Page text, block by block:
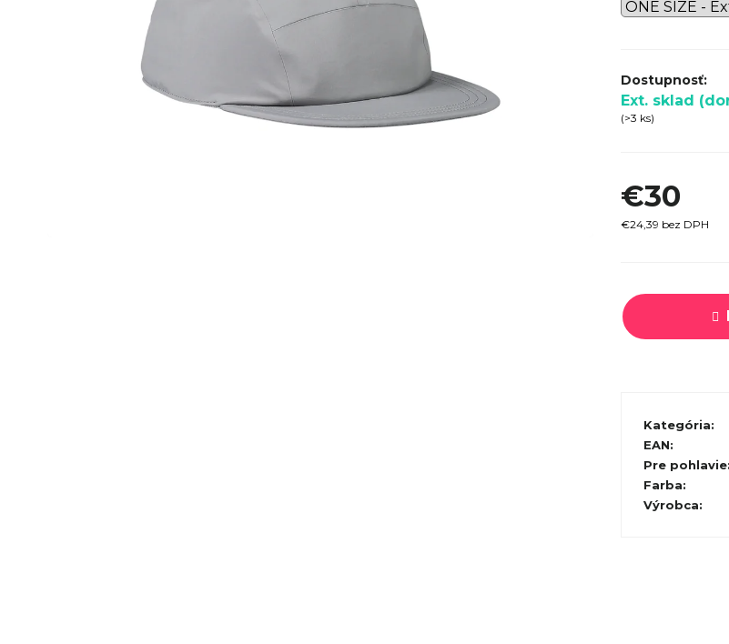
Ext. sklad
(>3 ks)
€30
€24,39 bez DPH
cena:
Kategória:
EAN:
Pre pohlavie:
Farba:
Výrobca:
TREK PROCALIBER 8 FURY RED